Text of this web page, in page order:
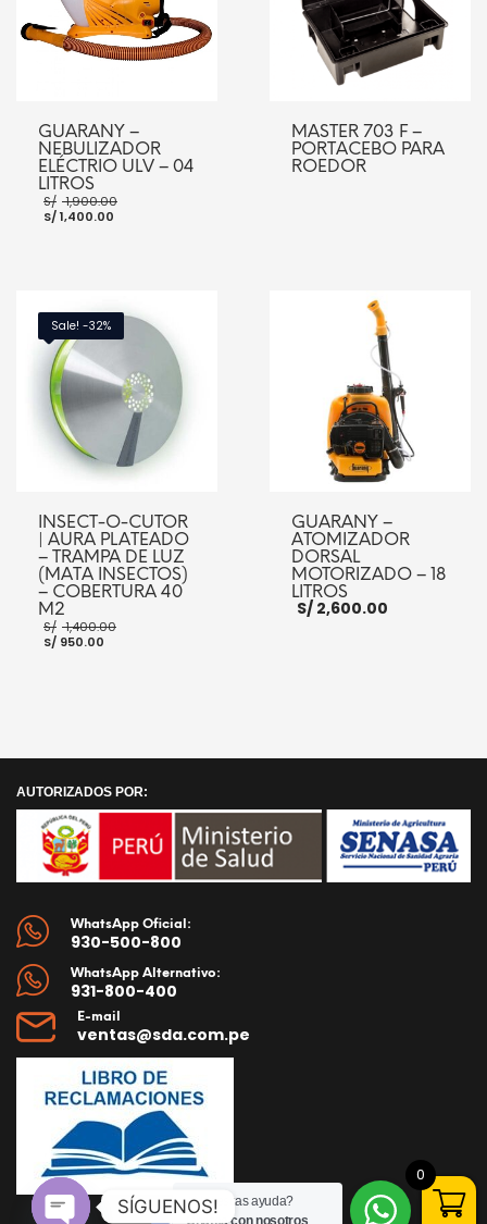
GUARANY –
NEBULIZADOR
ELÉCTRIO ULV – 04
LITROS
S/ 1,900.00
S/1,400.00
AÑADIR AL CARRITO
MASTER 703 F –
PORTACEBO PARA
ROEDOR
Sale! -32%
INSECT-O-CUTOR
| AURA PLATEADO
– TRAMPA DE LUZ
(MATA INSECTOS)
– COBERTURA 40
M2
S/ 1,400.00
S/ 950.00
GUARANY –
ATOMIZADOR
DORSAL
MOTORIZADO – 18
LITROS
S/2,600.00
AUTORIZADOS POR:
WhatsApp Oficial:
930-500-800
WhatsApp Alternativo:
931-800-400
E-mail
ventas@sda.com.pe
¿Necesitas ayuda?
Chatea con nosotros
0
SÍGUENOS!